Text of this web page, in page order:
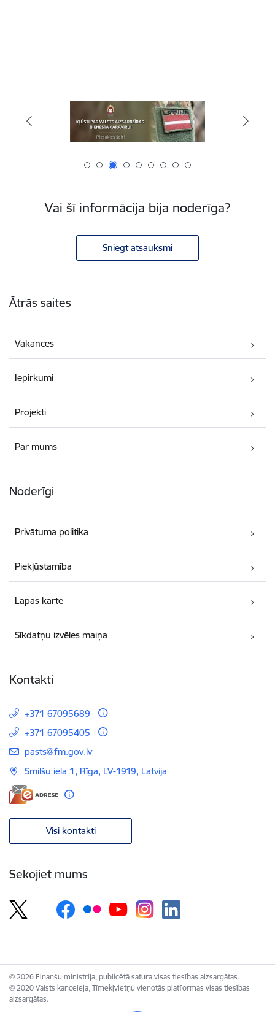
Vai šī informācija bija noderīga?
Sniegt atsauksmi
Ātrās saites
Vakances
Iepirkumi
Projekti
Par mums
Noderīgi
Privātuma politika
Piekļūstamība
Lapas karte
Sīkdatņu izvēles maiņa
Kontakti
+371 67095689
+371 67095405
E-pasts:
pasts@fm.gov.lv
Smilšu iela 1, Rīga, LV-1919, Latvija
Visi kontakti
Sekojiet mums
© 2026 Finanšu ministrija, publicētā satura visas tiesības aizsargātas.
© 2020 Valsts kanceleja, Tīmekļvietņu vienotās platformas visas tiesības
aizsargātas.